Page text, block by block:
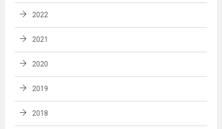
2022
2021
2020
2019
2018